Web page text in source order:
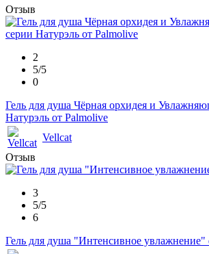
Отзыв
2
5/5
0
Гель для душа Чёрная орхидея и
Натурэль от Palmolive
Vellcat
Отзыв
3
5/5
6
Гель для душа "Интенсивное увлажнение"